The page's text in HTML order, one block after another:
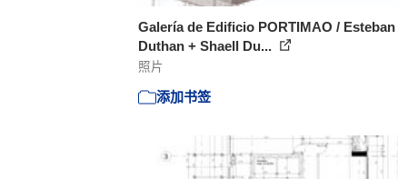
Galería de Edificio PORTIMAO / Esteban
Duthan + Shaell Du...
照片
添加书签